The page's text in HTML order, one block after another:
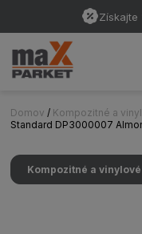
Získajte
Domov / Kompozitné a
Standard DP3000007
Kompozitné a